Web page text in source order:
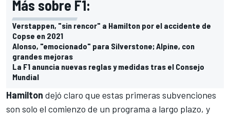
Más sobre F1:
Verstappen, "sin rencor" a Hamilton por el accidente de
Copse en 2021
Alonso, "emocionado" para Silverstone; Alpine, con
grandes mejoras
La F1 anuncia nuevas reglas y medidas tras el Consejo
Mundial
Hamilton dejó claro que estas primeras subvenciones
son solo el comienzo de un programa a largo plazo, y